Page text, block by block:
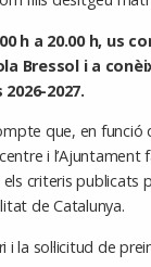
h a 20.00 h, us
Bressol i a
2027.
que, en funció
i l’Ajuntament
criteris publicats
de Catalunya.
la sol·licitud de